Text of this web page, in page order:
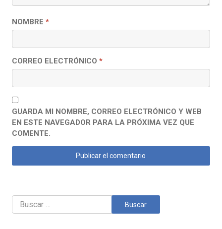
NOMBRE *
CORREO ELECTRÓNICO *
GUARDA MI NOMBRE, CORREO ELECTRÓNICO Y WEB
EN ESTE NAVEGADOR PARA LA PRÓXIMA VEZ QUE
COMENTE.
Buscar: